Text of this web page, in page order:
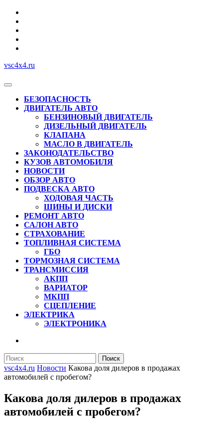
Перейти
содержимому
vsc4x4.ru
Кнопка
ОткрытьБЕЗОПАСНОСТЬ
ДВИГАТЕЛЬ АВТО
БЕНЗИНОВЫЙ ДВИГАТЕЛЬ
ДИЗЕЛЬНЫЙ ДВИГАТЕЛЬ
КЛАПАНА
МАСЛО В ДВИГАТЕЛЬ
ЗАКОНОДАТЕЛЬСТВО
КУЗОВ АВТОМОБИЛЯ
НОВОСТИ
ОБЗОР АВТО
ПОДВЕСКА АВТО
ХОДОВАЯ ЧАСТЬ
ШИНЫ И ДИСКИ
РЕМОНТ АВТО
САЛОН АВТО
СТРАХОВАНИЕ
ТОПЛИВНАЯ СИСТЕМА
ГБО
ТОРМОЗНАЯ СИСТЕМА
ТРАНСМИССИЯ
АКПП
ВАРИАТОР
МКПП
СЦЕПЛЕНИЕ
ЭЛЕКТРИКА
ЭЛЕКТРОНИКА
КНОПКА
Найти:
vsc4x4.ru Новости Какова доля дилеров в продажах
автомобилей с пробегом?
Какова доля дилеров в продажах
автомобилей с пробегом?